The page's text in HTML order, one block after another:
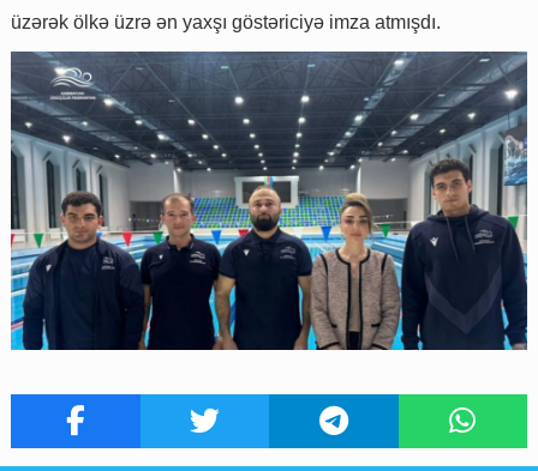
üzərək ölkə üzrə ən yaxşı göstəriciyə imza atmışdı.